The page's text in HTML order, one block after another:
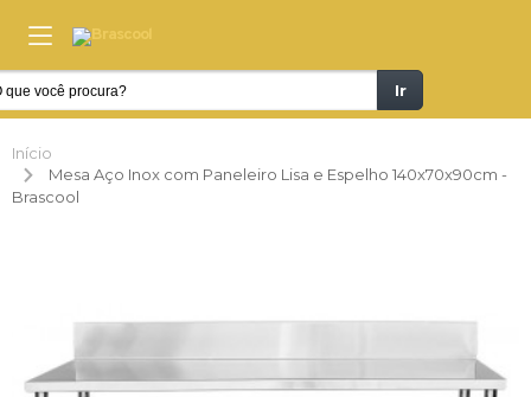
Ir
Início
Mesa Aço Inox com Paneleiro Lisa e Espelho 140x70x90cm -
Brascool